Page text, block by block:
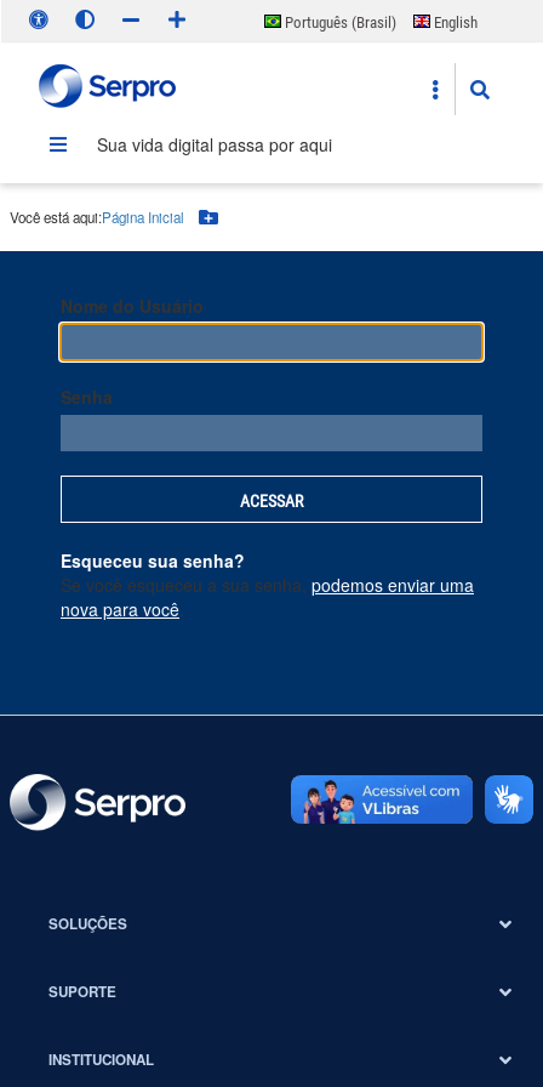
Português (Brasil)
English
Sua vida digital passa por aqui
Você está aqui:Página Inicial Botão Menu
Nome do Usuário
Senha
Esqueceu sua senha?
Se você esqueceu a sua senha, podemos enviar uma
nova para você
SOLUÇÕES
SUPORTE
INSTITUCIONAL